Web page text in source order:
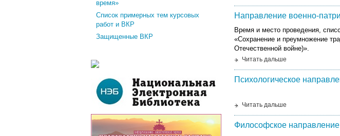
Направление военно-
Время и место проведения,
«Сохранение и преумножение
Отечественной войне)».
Читать дальше
Психологическое
Читать дальше
Философское направление
время»
Список примерных тем курсовых
работ и ВКР
Защищенные ВКР